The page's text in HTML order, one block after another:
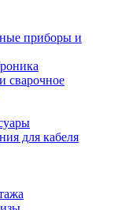
приборы и
сварочное
для кабеля